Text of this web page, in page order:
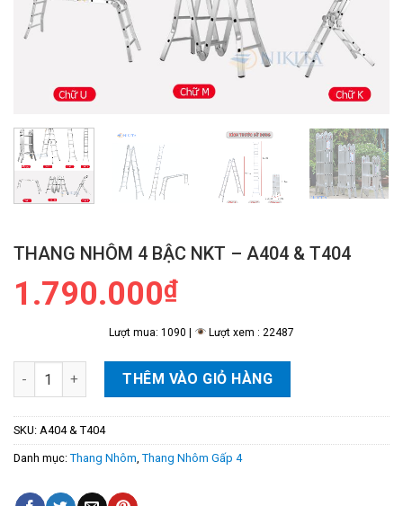
THANG NHÔM 4 BẬC NKT – A404 & T404
1.790.000₫
Lượt mua: 1090 | Lượt xem : 22487
Thang Nhôm 4 Bậc NKT - A404 & T404 số lượng
THÊM VÀO GIỎ HÀNG
SKU: A404 & T404
Danh mục: Thang Nhôm, Thang Nhôm Gấp 4